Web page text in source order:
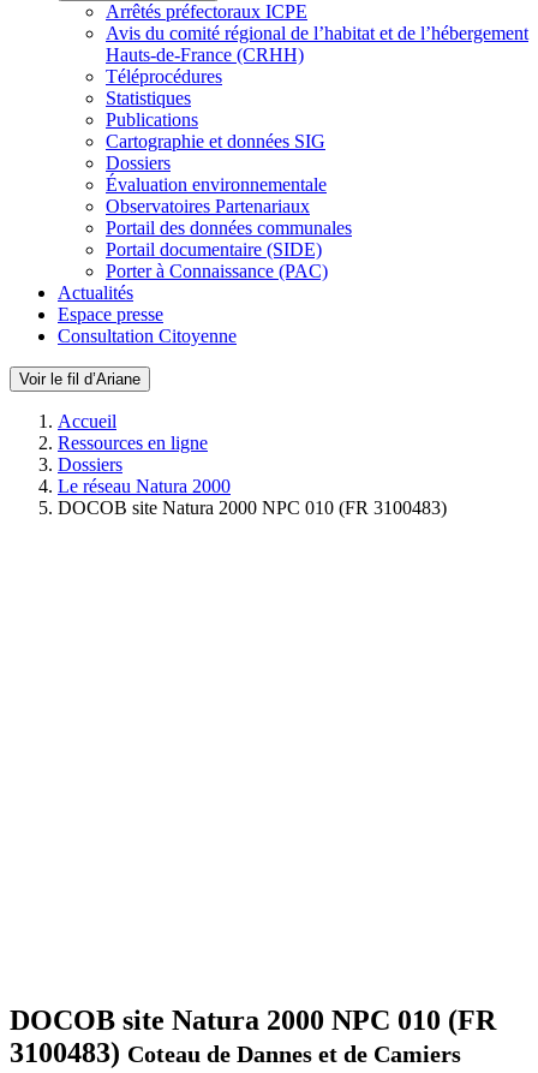
Arrêtés préfectoraux ICPE
Avis du comité régional de l’habitat et de l’hébergement
Hauts-de-France (CRHH)
Téléprocédures
Statistiques
Publications
Cartographie et données SIG
Dossiers
Évaluation environnementale
Observatoires Partenariaux
Portail des données communales
Portail documentaire (SIDE)
Porter à Connaissance (PAC)
Actualités
Espace presse
Consultation Citoyenne
Voir le fil d’Ariane
Accueil
Ressources en ligne
Dossiers
Le réseau Natura 2000
DOCOB site Natura 2000 NPC 010 (FR 3100483)
DOCOB site Natura 2000 NPC 010 (FR
3100483) Coteau de Dannes et de Camiers